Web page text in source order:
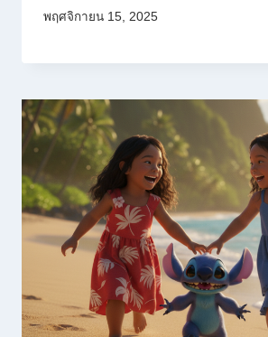
พฤศจิกายน 15, 2025